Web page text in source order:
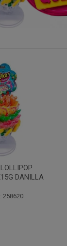
ARCO
DANILLA
258621